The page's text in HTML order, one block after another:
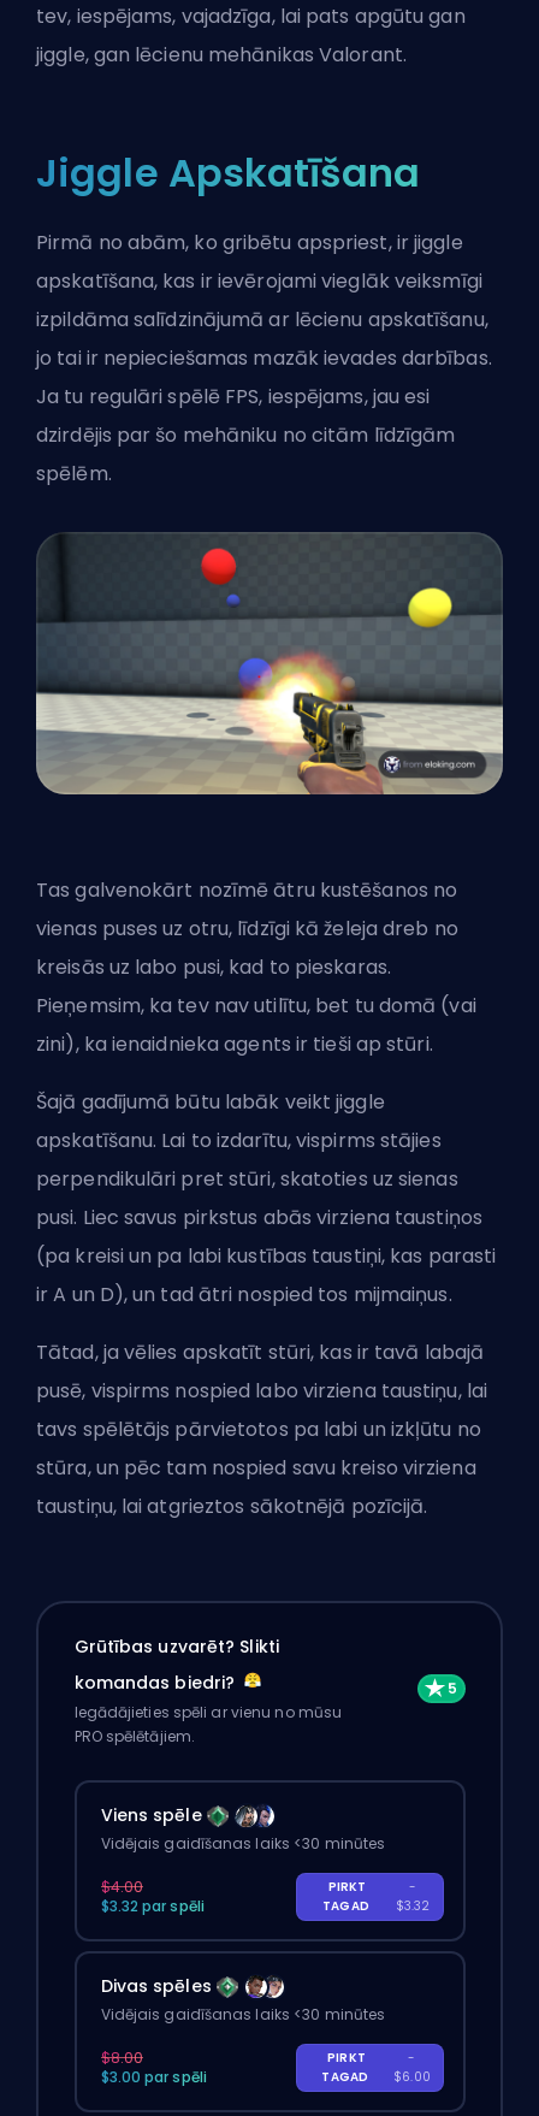
tev, iespējams, vajadzīga, lai pats apgūtu gan
jiggle, gan lēcienu mehānikas Valorant.
Jiggle Apskatīšana
Pirmā no abām, ko gribētu apspriest, ir jiggle
apskatīšana, kas ir ievērojami vieglāk veiksmīgi
izpildāma salīdzinājumā ar lēcienu apskatīšanu,
jo tai ir nepieciešamas mazāk ievades darbības.
Ja tu regulāri spēlē FPS, iespējams, jau esi
dzirdējis par šo mehāniku no citām līdzīgām
spēlēm.
Tas galvenokārt nozīmē ātru kustēšanos no
vienas puses uz otru, līdzīgi kā želeja dreb no
kreisās uz labo pusi, kad to pieskaras.
Pieņemsim, ka tev nav utilītu, bet tu domā (vai
zini), ka ienaidniekaagents ir tieši ap stūri.
Šajā gadījumā būtu labāk veikt jiggle
apskatīšanu. Lai to izdarītu, vispirms stājies
perpendikulāri pret stūri, skatoties uz sienas
pusi. Liec savus pirkstus abās virziena taustiņos
(pa kreisi un pa labi kustības taustiņi, kas parasti
ir A un D), un tad ātri nospied tos mijmaiņus.
Tātad, ja vēlies apskatīt stūri, kas ir tavā labajā
pusē, vispirms nospied labo virziena taustiņu, lai
tavs spēlētājs pārvietotos pa labi un izkļūtu no
stūra, un pēc tam nospied savu kreiso virziena
taustiņu, lai atgrieztos sākotnējā pozīcijā.
Grūtības uzvarēt? Slikti
komandas biedri?
Iegādājieties spēli ar vienu no mūsu
PRO spēlētājiem.
Viens spēle
Vidējais gaidīšanas laiks <30 minūtes
$4.00
$3.32 par spēli
PIRKT
TAGAD
-
$3.32
Divas spēles
Vidējais gaidīšanas laiks <30 minūtes
$8.00
$3.00 par spēli
PIRKT
TAGAD
-
$6.00